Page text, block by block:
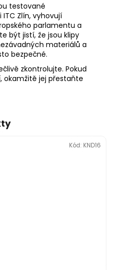
testované
Zlín, vyhovují
parlamentu a
být jistí, že jsou klipy
materiálů a
bezpečné.
zkontrolujte. Pokud
okamžitě jej přestaňte
Kód: KND16